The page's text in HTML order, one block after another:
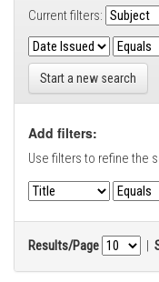
Current filters:
Start a new search
Add filters:
Use filters to refine the
Results/Page |